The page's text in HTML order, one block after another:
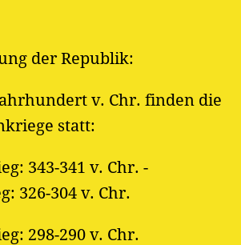
der Republik:
v. Chr. finden die
statt:
343-341 v. Chr. -
326-304 v. Chr.
298-290 v. Chr.